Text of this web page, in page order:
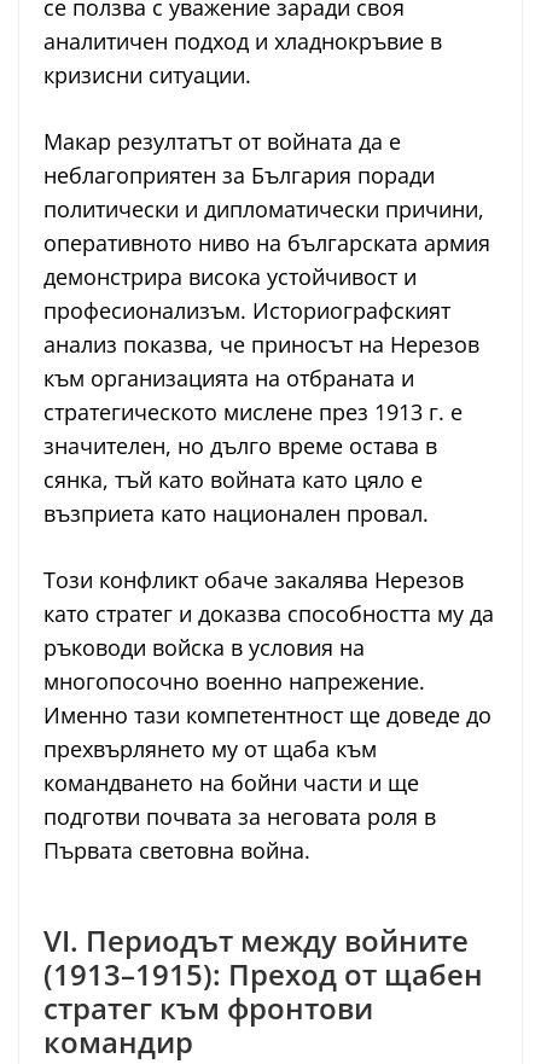
се ползва с уважение заради своя
аналитичен подход и хладнокръвие в
кризисни ситуации.
Макар резултатът от войната да е
неблагоприятен за България поради
политически и дипломатически причини,
оперативното ниво на българската армия
демонстрира висока устойчивост и
професионализъм. Историографският
анализ показва, че приносът на Нерезов
към организацията на отбраната и
стратегическото мислене през 1913 г. е
значителен, но дълго време остава в
сянка, тъй като войната като цяло е
възприета като национален провал.
Този конфликт обаче закалява Нерезов
като стратег и доказва способността му да
ръководи войска в условия на
многопосочно военно напрежение.
Именно тази компетентност ще доведе до
прехвърлянето му от щаба към
командването на бойни части и ще
подготви почвата за неговата роля в
Първата световна война.
VI. Периодът между войните
(1913–1915): Преход от щабен
стратег към фронтови
командир